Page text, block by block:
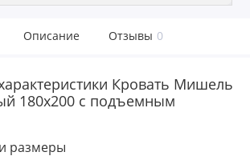
Описание Отзывы 0
Кровать Мишель
180х200 с подъемным
размеры